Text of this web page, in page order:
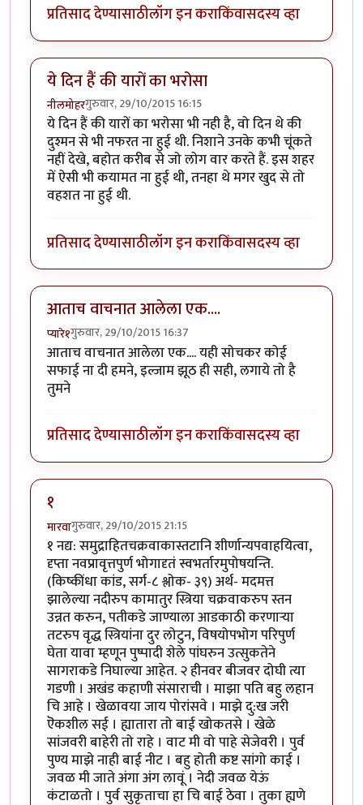
प्रतिसाद देण्यासाठीलॉग इन कराकिंवासदस्य व्हा
ये दिन हैं की यारों का भरोसा
नीलमोहरगुरुवार, 29/10/2015 16:15
ये दिन हैं की यारों का भरोसा भी नही है, वो दिन थे की
दुश्मन से भी नफरत ना हुई थी. निशाने उनके कभी चूंकते
नहीं देखे, बहोत करीब से जो लोग वार करते हैं. इस शहर
में ऐसी भी कयामत ना हुई थी, तनहा थे मगर खुद से तो
वहशत ना हुई थी.
प्रतिसाद देण्यासाठीलॉग इन कराकिंवासदस्य व्हा
आताच वाचनात आलेला एक....
प्यारे१गुरुवार, 29/10/2015 16:37
आताच वाचनात आलेला एक.... यही सोचकर कोई
सफाई ना दी हमने, इल्जाम झूठ ही सही, लगाये तो है
तुमने
प्रतिसाद देण्यासाठीलॉग इन कराकिंवासदस्य व्हा
१
मारवागुरुवार, 29/10/2015 21:15
१ नद्य: समुद्राहितचक्रवाकास्तटानि शीर्णान्यपवाहयित्वा,
दृप्ता नवप्रावृत्तपुर्ण भोगादृतं स्वभर्तारमुपोषयन्ति.
(किष्कींधा कांड, सर्ग-८ श्लोक- ३९) अर्थ- मदमत्त
झालेल्या नदीरुप कामातुर स्त्रिया चक्रवाकरुप स्तन
उन्नत करुन, पतीकडे जाण्याला आडकाठी करणा‍र्‍या
तटरुप वृद्ध स्त्रियांना दुर लोटुन, विषयोपभोग परिपुर्ण
घेता यावा म्हणून पुष्पादी शेले पांघरुन उत्सुकतेने
सागराकडे निघाल्या आहेत. २ हीनवर बीजवर दोघी त्या
गडणी । अखंड कहाणी संसाराची । माझा पति बहु लहान
चि आहे । खेळावया जाय पोरांसवे । माझे दु:ख जरी
ऎकशील सई । ह्यातारा तो बाई खोकतसे । खेळे
सांजवरी बाहेरी तो राहे । वाट मी वो पाहे सेजेवरी । पुर्व
पुण्य माझे नाही बाई नीट । बहु होती कष्ट सांगो काई ।
जवळ मी जाते अंगा अंग लावूं । नेदी जवळ येऊं
कंटाळतो । पुर्व सुकृताचा हा चि बाई ठेवा । तुका ह्यणे